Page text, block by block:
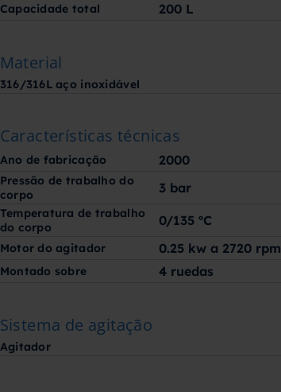
Capacidade total 200 L
Material
316/316L aço inoxidável
Características técnicas
Ano de fabricação 2000
Pressão de trabalho do
corpo
3 bar
Temperatura de trabalho
do corpo
0/135 ºC
Motor do agitador 0.25 kw a 2720 rpm
Montado sobre 4 ruedas
Sistema de agitação
Agitador